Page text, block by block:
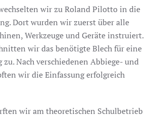
wir zu Roland Pilotto in die
Dort wurden wir zuerst über alle
Werkzeuge und Geräte instruiert.
wir das benötigte Blech für eine
Nach verschiedenen Abbiege- und
wir die Einfassung erfolgreich
wir am theoretischen Schulbetrieb